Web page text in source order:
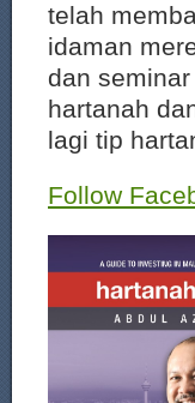
telah
idaman
dan
hartanah
lagi tip
Follow